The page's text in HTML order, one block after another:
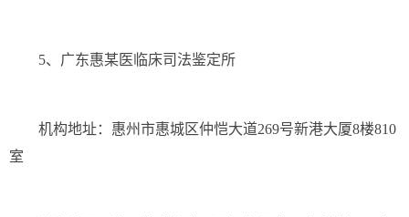
5、广东惠某医临床司法鉴定所
机构地址：惠州市惠城区仲恺大道269号新港大厦8楼810
室